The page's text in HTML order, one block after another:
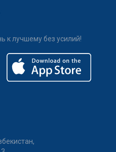
к лучшему без усилий!